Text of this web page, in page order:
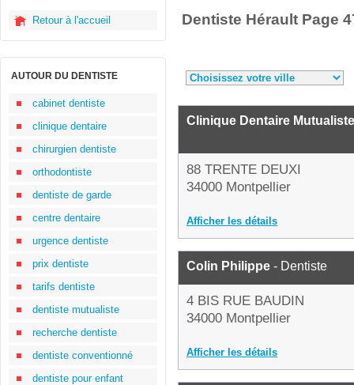
Retour à l'accueil
AUTOUR DU DENTISTE
cabinet dentiste
clinique dentaire
chirurgien dentiste
orthodontiste
dentiste de garde
centre dentaire
urgence dentiste
prix dentiste
tarifs dentiste
dentiste mutualiste
recherche dentiste
dentiste conventionné
dentiste pour enfant
Dentiste Hérault Page
Clinique Dentaire
88 TRENTE DEUXI
34000 Montpellier
Afficher les détails
Colin Philippe - Dentiste
4 BIS RUE BAUDIN
34000 Montpellier
Afficher les détails